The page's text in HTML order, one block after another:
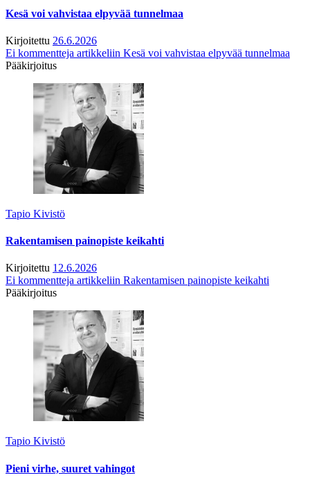
Kesä voi vahvistaa elpyvää tunnelmaa
Kirjoitettu 26.6.2026
Ei kommentteja artikkeliin Kesä voi vahvistaa elpyvää tunnelmaa
Pääkirjoitus
Tapio Kivistö
Rakentamisen painopiste keikahti
Kirjoitettu 12.6.2026
Ei kommentteja artikkeliin Rakentamisen painopiste keikahti
Pääkirjoitus
Tapio Kivistö
Pieni virhe, suuret vahingot